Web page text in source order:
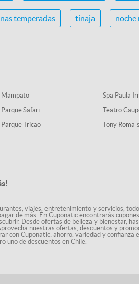
temperadas tinaja noche
Mampato
Parque Safari
Parque Tricao
Spa Paula
Teatro
Tony Roma´s
viajes, entretenimiento y servicios,
de más. En Cuponatic encontrarás
Desde ofertas de belleza y bienestar,
nuestras ofertas, descuentos y
con Cuponatic: ahorro, variedad y
uno de descuentos en Chile.